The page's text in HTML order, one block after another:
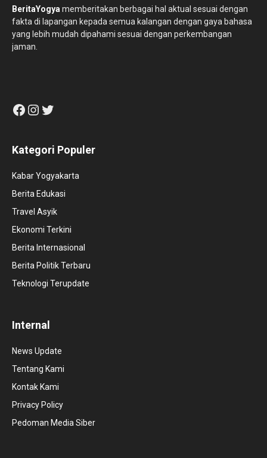
BeritaYogya memberitakan berbagai hal aktual sesuai dengan
fakta di lapangan kepada semua kalangan dengan gaya bahasa
yang lebih mudah dipahami sesuai dengan perkembangan
jaman.
Facebook
Instagram
Twitter
Kategori Populer
Kabar Yogyakarta
Berita Edukasi
Travel Asyik
Ekonomi Terkini
Berita Internasional
Berita Politik Terbaru
Teknologi Terupdate
Internal
News Update
Tentang Kami
Kontak Kami
Privacy Policy
Pedoman Media Siber